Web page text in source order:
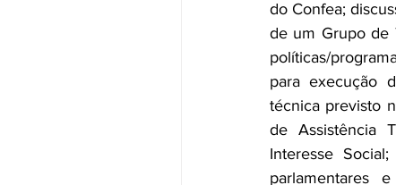
do Confea;
de um Grupo de
políticas/
para execução
técnica previsto
de Assistência
Interesse
parlamentares